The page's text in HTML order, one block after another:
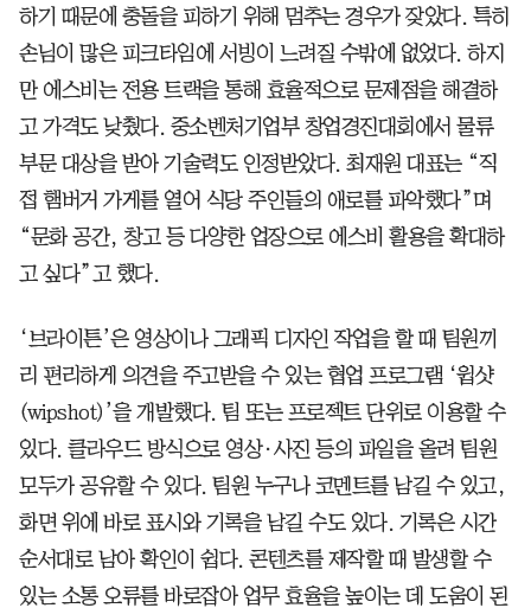
하기 때문에 충돌을 피하기 위해 멈추는 경우가 잦았다. 특히
손님이 많은 피크타임에 서빙이 느려질 수밖에 없었다. 하지
만 에스비는 전용 트랙을 통해 효율적으로 문제점을 해결하
고 가격도 낮췄다. 중소벤처기업부 창업경진대회에서 물류
부문 대상을 받아 기술력도 인정받았다. 최재원 대표는 “직
접 햄버거 가게를 열어 식당 주인들의 애로를 파악했다”며
“문화 공간, 창고 등 다양한 업장으로 에스비 활용을 확대하
고 싶다”고 했다.
‘브라이튼’은 영상이나 그래픽 디자인 작업을 할 때 팀원끼
리 편리하게 의견을 주고받을 수 있는 협업 프로그램 ‘윕샷
(wipshot)’을 개발했다. 팀 또는 프로젝트 단위로 이용할 수
있다. 클라우드 방식으로 영상·사진 등의 파일을 올려 팀원
모두가 공유할 수 있다. 팀원 누구나 코멘트를 남길 수 있고,
화면 위에 바로 표시와 기록을 남길 수도 있다. 기록은 시간
순서대로 남아 확인이 쉽다. 콘텐츠를 제작할 때 발생할 수
있는 소통 오류를 바로잡아 업무 효율을 높이는 데 도움이 된